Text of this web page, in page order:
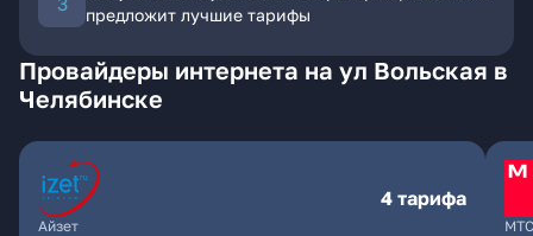
предложит лучшие тарифы
Провайдеры интернета на ул Вольская в
Челябинске
Айзет
4 тарифа
МТС